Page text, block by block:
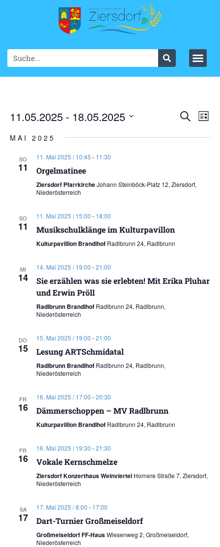
SucheList
11.05.2025 - 18.05.2025
wählen.
MAI 2025
SO
11
11. Mai 2025 / 10:45 - 11:30
Orgelmatinee
Ziersdorf PfarrkircheJohann Steinböck-Platz 12, Ziersdorf,
Niederösterreich
SO
11
11. Mai 2025 / 15:00 - 18:00
Musikschulklänge im Kulturpavillon
Kulturpavillion Brandlhof Radlbrunn 24, Radlbrunn
MI
14
14. Mai 2025 / 19:00 -21:00
Sie erzählen was sie erlebten! Mit Erika Pluhar
und Erwin Pröll
Radlbrunn Brandlhof Radlbrunn 24, Radlbrunn,
Niederösterreich
DO
15
15. Mai 2025 / 19:00 -21:00
Lesung ARTSchmidatal
Radlbrunn Brandlhof Radlbrunn 24, Radlbrunn,
Niederösterreich
FR
16
16. Mai 2025 / 17:00 -20:30
Dämmerschoppen – MV Radlbrunn
Kulturpavillion Brandlhof Radlbrunn 24, Radlbrunn
FR
16
16. Mai 2025 / 19:30 -21:30
Vokale Kernschmelze
Ziersdorf Konzerthaus Weinviertel Hornere Straße 7, Ziersdorf,
Niederösterreich
SA
17
17. Mai 2025 / 8:00 - 17:00
Dart-Turnier Großmeiseldorf
Großmeiseldorf FF-HausWiesenweg 2, Großmeiseldorf,
Niederösterreich